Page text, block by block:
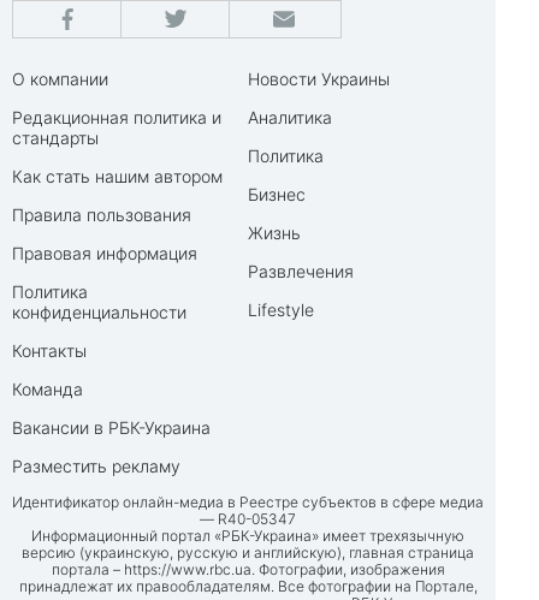
О компании
Редакционная политика и
стандарты
Как стать нашим автором
Правила пользования
Правовая информация
Политика
конфиденциальности
Контакты
Команда
Вакансии в РБК-Украина
Разместить рекламу
Новости Украины
Аналитика
Политика
Бизнес
Жизнь
Развлечения
Lifestyle
Идентификатор онлайн-медиа в Реестре субъектов в сфере медиа
— R40-05347
Информационный портал «РБК-Украина» имеет трехязычную
версию (украинскую, русскую и английскую), главная страница
портала – https://www.rbc.ua. Фотографии, изображения
принадлежат их правообладателям. Все фотографии на Портале,